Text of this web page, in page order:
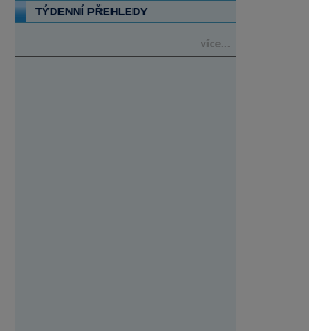
TÝDENNÍ PŘEHLEDY
více...